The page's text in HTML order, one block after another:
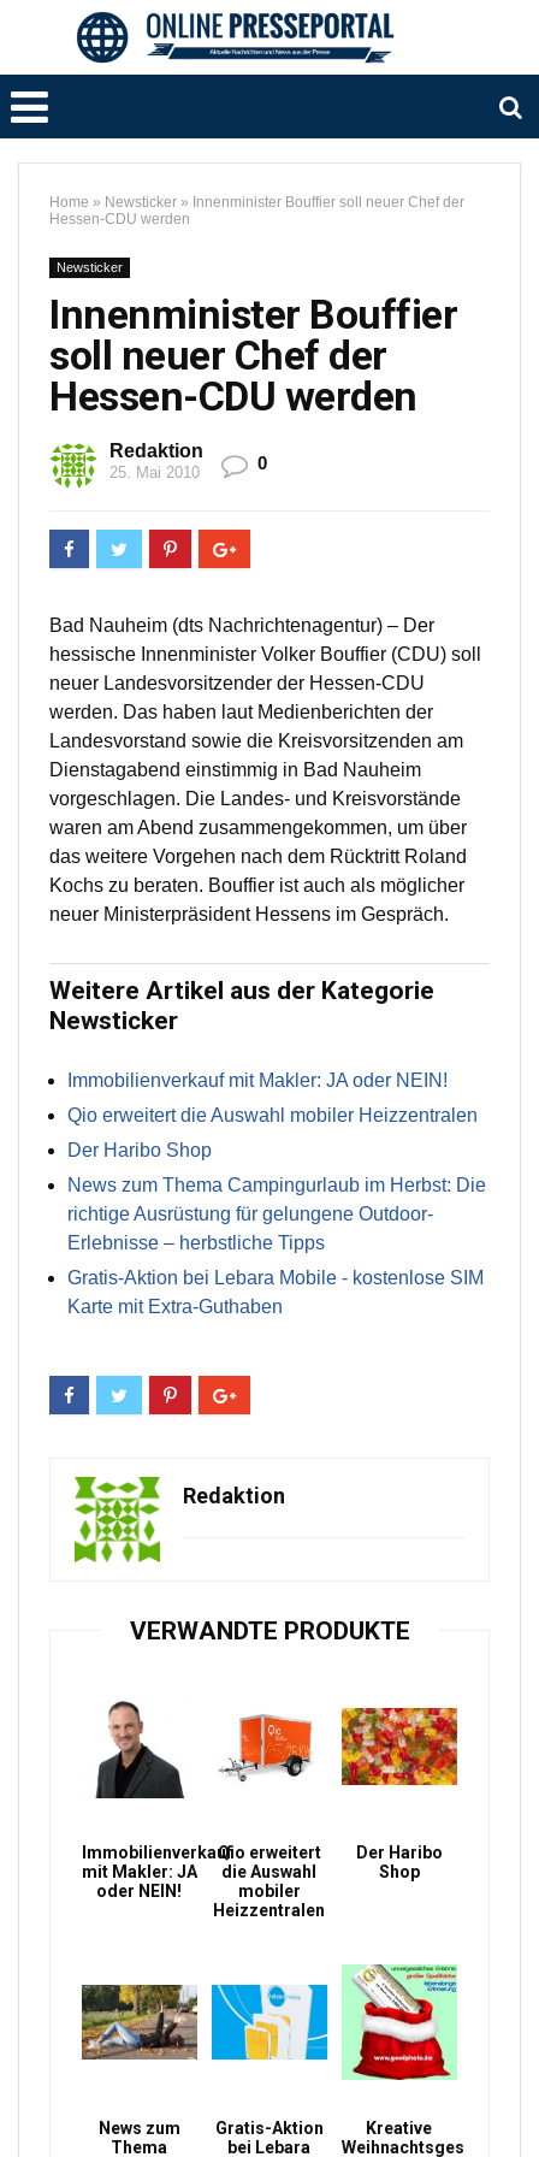
Home » Newsticker » Innenminister Bouffier soll neuer Chef der
Hessen-CDU werden
Newsticker
Innenminister Bouffier
soll neuer Chef der
Hessen-CDU werden
Redaktion
25. Mai 2010 0
Bad Nauheim (dts Nachrichtenagentur) – Der
hessische Innenminister Volker Bouffier (CDU) soll
neuer Landesvorsitzender der Hessen-CDU
werden. Das haben laut Medienberichten der
Landesvorstand sowie die Kreisvorsitzenden am
Dienstagabend einstimmig in Bad Nauheim
vorgeschlagen. Die Landes- und Kreisvorstände
waren am Abend zusammengekommen, um über
das weitere Vorgehen nach dem Rücktritt Roland
Kochs zu beraten. Bouffier ist auch als möglicher
neuer Ministerpräsident Hessens im Gespräch.
Weitere Artikel aus der Kategorie
Newsticker
Immobilienverkauf mit Makler: JA oder NEIN!
Qio erweitert die Auswahl mobiler Heizzentralen
Der Haribo Shop
News zum Thema Campingurlaub im Herbst: Die
richtige Ausrüstung für gelungene Outdoor-
Erlebnisse – herbstliche Tipps
Gratis-Aktion bei Lebara Mobile - kostenlose SIM
Karte mit Extra-Guthaben
Redaktion
VERWANDTE PRODUKTE
Immobilienverkauf
mit Makler: JA
oder NEIN!
Qio erweitert
die Auswahl
mobiler
Heizzentralen
Der Haribo
Shop
News zum
Thema
Gratis-Aktion
bei Lebara
Kreative
Weihnachtsgeschenke